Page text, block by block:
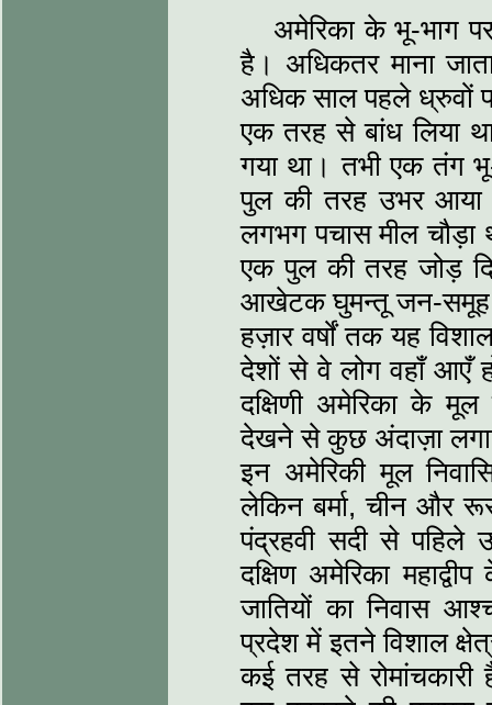
अमेरिका के भू-भाग
है। अधिकतर माना
अधिक साल पहले ध्रुवों
एक तरह से बांध लिया
गया था। तभी एक तंग
पुल की तरह उभर आया
लगभग पचास मील चौड़ा
एक पुल की तरह जोड़
आखेटक घुमन्तू जन-समूह
हज़ार वर्षों तक यह
देशों से वे लोग वहाँ आएँ
दक्षिणी अमेरिका के
देखने से कुछ अंदाज़ा
इन अमेरिकी मूल
लेकिन बर्मा, चीन और
पंद्रहवी सदी से पहिले
दक्षिण अमेरिका
जातियों का निवास
प्रदेश में इतने विशाल
कई तरह से